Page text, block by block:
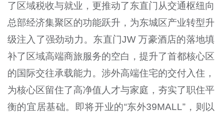
了区域税收与就业，更推动了东直门从交通枢纽向
总部经济集聚区的功能跃升，为东城区产业转型升
级注入了强劲动力。东直门JW 万豪酒店的落地填
补了区域高端商旅服务的空白，提升了首都核心区
的国际交往承载能力。涉外高端住宅的交付入住，
为核心区留住了高净值人才与家庭，夯实了职住平
衡的宜居基础。即将开业的“东外39MALL”，则以